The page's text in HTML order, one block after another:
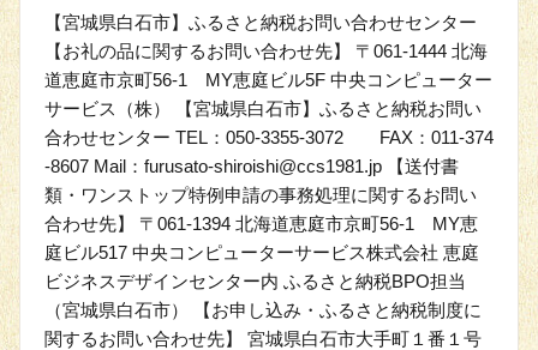
【宮城県白石市】ふるさと納税お問い合わせセンター
【お礼の品に関するお問い合わせ先】 〒061-1444 北海
道恵庭市京町56-1 MY恵庭ビル5F 中央コンピューター
サービス（株） 【宮城県白石市】ふるさと納税お問い
合わせセンター TEL：050-3355-3072 FAX：011-374
-8607 Mail：furusato-shiroishi@ccs1981.jp 【送付書
類・ワンストップ特例申請の事務処理に関するお問い
合わせ先】 〒061-1394 北海道恵庭市京町56-1 MY恵
庭ビル517 中央コンピューターサービス株式会社 恵庭
ビジネスデザインセンター内 ふるさと納税BPO担当
（宮城県白石市） 【お申し込み・ふるさと納税制度に
関するお問い合わせ先】 宮城県白石市大手町１番１号